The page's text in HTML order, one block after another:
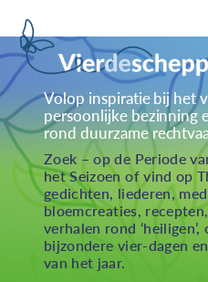
Home
Over Creaties
Over Vieren
Over Eten
Over
Inzenden
Volop inspiratie bij het
persoonlijke bezinning
rond duurzame
Zoek – op de Periode
het Seizoen of vind op
gedichten, liederen,
bloemcreaties, recepten,
verhalen rond
bijzondere vier-dagen
van het jaar.